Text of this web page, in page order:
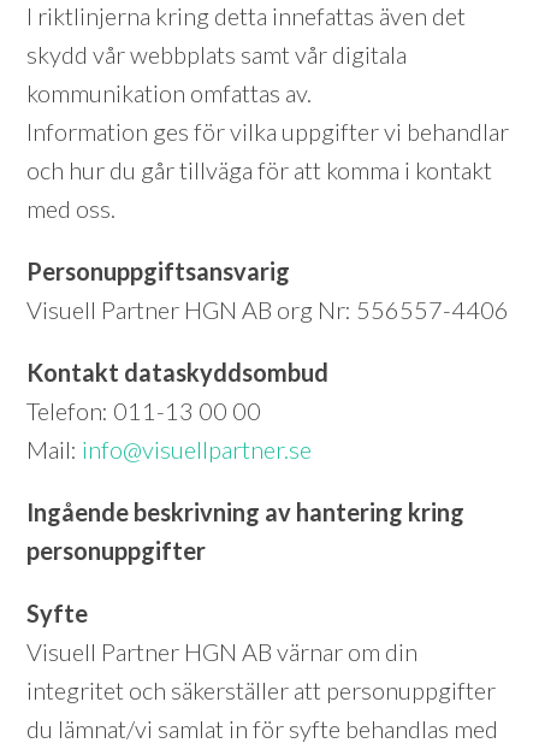
I riktlinjerna kring detta innefattas även det
skydd vår webbplats samt vår digitala
kommunikation omfattas av.
Information ges för vilka uppgifter vi behandlar
och hur du går tillväga för att komma i kontakt
med oss.
Personuppgiftsansvarig
Visuell Partner HGN AB org Nr: 556557-4406
Kontakt dataskyddsombud
Telefon: 011-13 00 00
Mail: info@visuellpartner.se
Ingående beskrivning av hantering kring
personuppgifter
Syfte
Visuell Partner HGN AB värnar om din
integritet och säkerställer att personuppgifter
du lämnat/vi samlat in för syfte behandlas med